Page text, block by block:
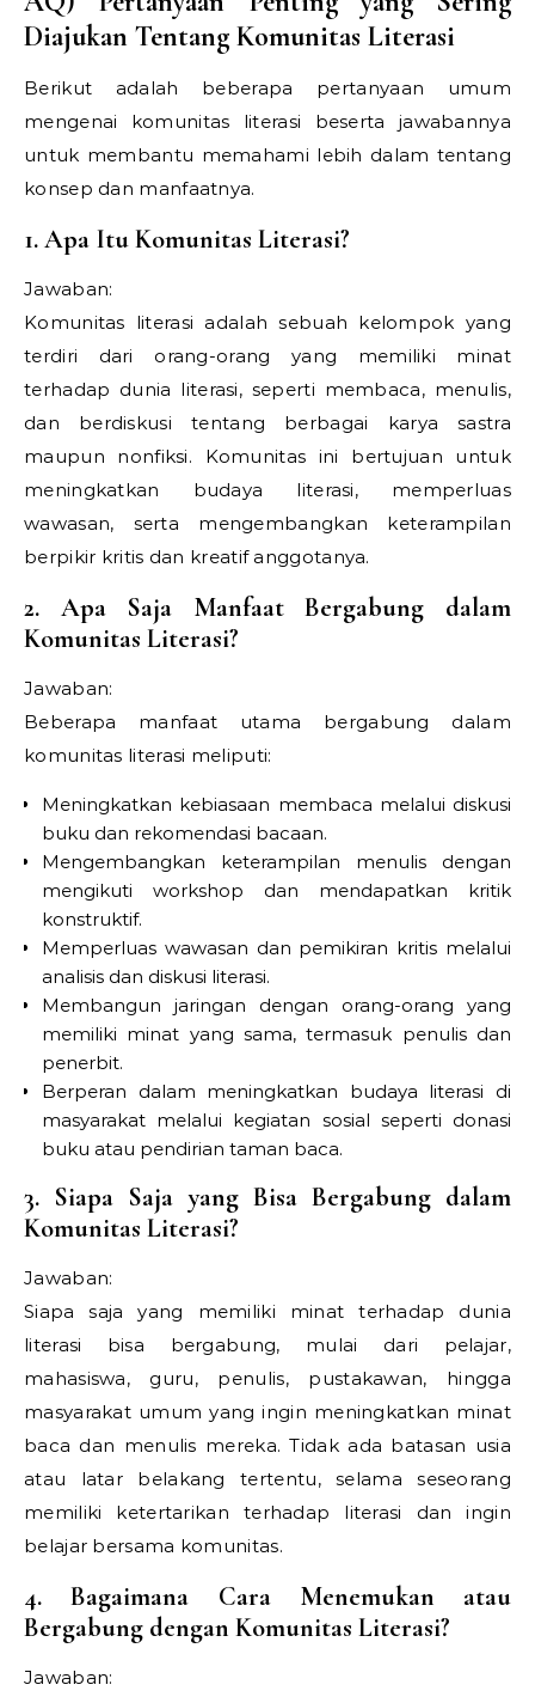
Diajukan Tentang Komunitas Literasi
Berikut adalah beberapa pertanyaan umum
mengenai komunitas literasi beserta jawabannya
untuk membantu memahami lebih dalam tentang
konsep dan manfaatnya.
1. Apa Itu Komunitas Literasi?
Jawaban:
Komunitas literasi adalah sebuah kelompok yang
terdiri dari orang-orang yang memiliki minat
terhadap dunia literasi, seperti membaca, menulis,
dan berdiskusi tentang berbagai karya sastra
maupun nonfiksi. Komunitas ini bertujuan untuk
meningkatkan budaya literasi, memperluas
wawasan, serta mengembangkan keterampilan
berpikir kritis dan kreatif anggotanya.
2. Apa Saja Manfaat Bergabung dalam
Komunitas Literasi?
Jawaban:
Beberapa manfaat utama bergabung dalam
komunitas literasi meliputi:
Meningkatkan kebiasaan membaca melalui diskusi
buku dan rekomendasi bacaan.
Mengembangkan keterampilan menulis dengan
mengikuti workshop dan mendapatkan kritik
konstruktif.
Memperluas wawasan dan pemikiran kritis melalui
analisis dan diskusi literasi.
Membangun jaringan dengan orang-orang yang
memiliki minat yang sama, termasuk penulis dan
penerbit.
Berperan dalam meningkatkan budaya literasi di
masyarakat melalui kegiatan sosial seperti donasi
buku atau pendirian taman baca.
3. Siapa Saja yang Bisa Bergabung dalam
Komunitas Literasi?
Jawaban:
Siapa saja yang memiliki minat terhadap dunia
literasi bisa bergabung, mulai dari pelajar,
mahasiswa, guru, penulis, pustakawan, hingga
masyarakat umum yang ingin meningkatkan minat
baca dan menulis mereka. Tidak ada batasan usia
atau latar belakang tertentu, selama seseorang
memiliki ketertarikan terhadap literasi dan ingin
belajar bersama komunitas.
4. Bagaimana Cara Menemukan atau
Bergabung dengan Komunitas Literasi?
Jawaban: